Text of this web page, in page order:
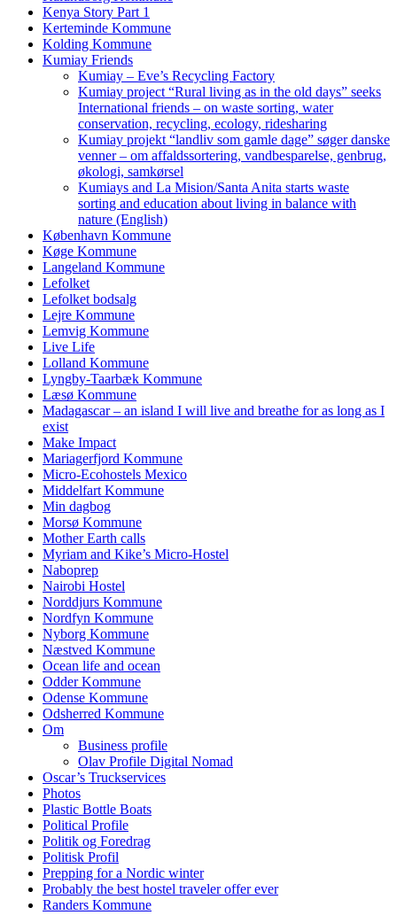
Kenya Story Part 1
Kerteminde Kommune
Kolding Kommune
Kumiay Friends
Kumiay – Eve’s Recycling Factory
Kumiay project “Rural living as in the old days” seeks
International friends – on waste sorting, water
conservation, recycling, ecology, ridesharing
Kumiay projekt “landliv som gamle dage” søger danske
venner – om affaldssortering, vandbesparelse, genbrug,
økologi, samkørsel
Kumiays and La Mision/Santa Anita starts waste
sorting and education about living in balance with
nature (English)
København Kommune
Køge Kommune
Langeland Kommune
Lefolket
Lefolket bodsalg
Lejre Kommune
Lemvig Kommune
Live Life
Lolland Kommune
Lyngby-Taarbæk Kommune
Læsø Kommune
Madagascar – an island I will live and breathe for as long as I
exist
Make Impact
Mariagerfjord Kommune
Micro-Ecohostels Mexico
Middelfart Kommune
Min dagbog
Morsø Kommune
Mother Earth calls
Myriam and Kike’s Micro-Hostel
Naboprep
Nairobi Hostel
Norddjurs Kommune
Nordfyn Kommune
Nyborg Kommune
Næstved Kommune
Ocean life and ocean
Odder Kommune
Odense Kommune
Odsherred Kommune
Om
Business profile
Olav Profile Digital Nomad
Oscar’s Truckservices
Photos
Plastic Bottle Boats
Political Profile
Politik og Foredrag
Politisk Profil
Prepping for a Nordic winter
Probably the best hostel traveler offer ever
Randers Kommune